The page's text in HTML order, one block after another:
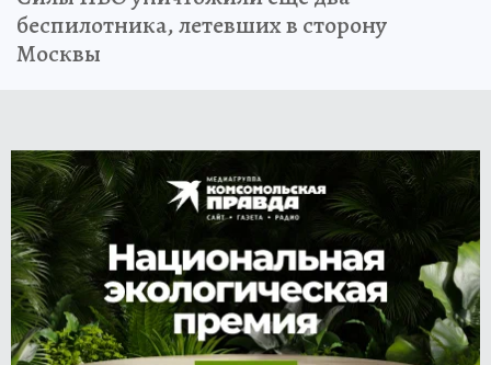
беспилотника, летевших в сторону
Москвы